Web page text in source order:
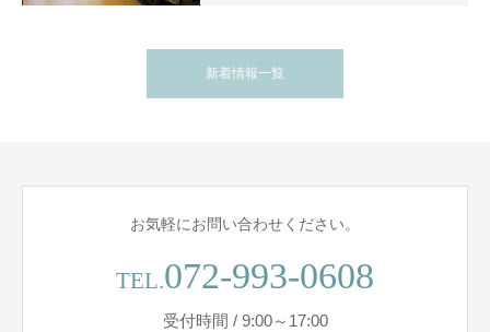
新着情報一覧
お気軽にお問い合わせください。
TEL.072-993-0608
受付時間 / 9:00～17:00